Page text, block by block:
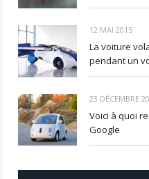
12 MAI 2015
La voiture
pendant un
23 DÉCEMBRE
Voici à quoi
Google